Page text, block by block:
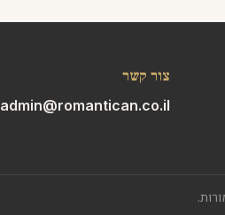
צור קשר
admin@romantican.co.il